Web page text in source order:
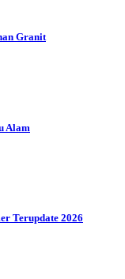
Granit
Alam
Terupdate 2026